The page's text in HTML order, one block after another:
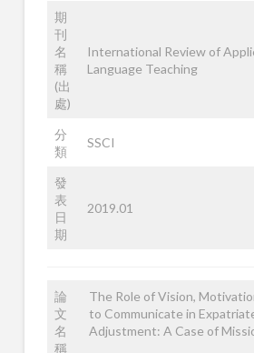
期
刊
名
稱
(出
處)
International Review of
Language Teaching
分
類
SSCI
發
表
日
期
2019.01
論
文
名
稱
The Role of Vision,
to Communicate in
Adjustment: A Case of